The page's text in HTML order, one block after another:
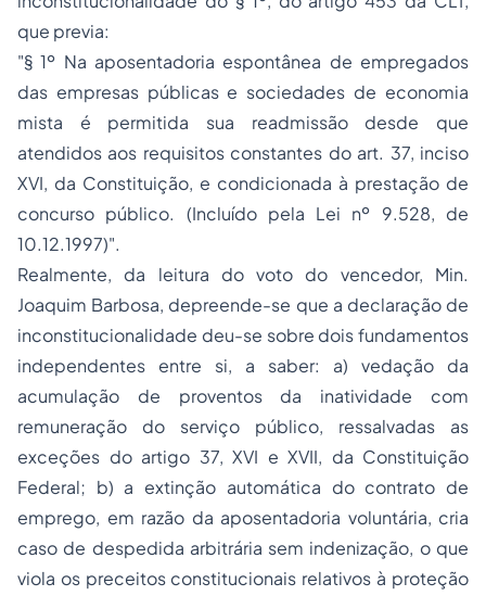
que previa:
"§ 1º Na aposentadoria espontânea de empregados
das empresas públicas e sociedades de economia
mista é permitida sua readmissão desde que
atendidos aos requisitos constantes do art. 37, inciso
XVI, da Constituição, e condicionada à prestação de
concurso público. (Incluído pela Lei nº 9.528, de
10.12.1997)".
Realmente, da leitura do voto do vencedor, Min.
Joaquim Barbosa, depreende-se que a declaração de
inconstitucionalidade deu-se sobre dois fundamentos
independentes entre si, a saber: a) vedação da
acumulação de proventos da inatividade com
remuneração do serviço público, ressalvadas as
exceções do artigo 37, XVI e XVII, da Constituição
Federal; b) a extinção automática do contrato de
emprego, em razão da aposentadoria voluntária, cria
caso de despedida arbitrária sem indenização, o que
viola os preceitos constitucionais relativos à proteção